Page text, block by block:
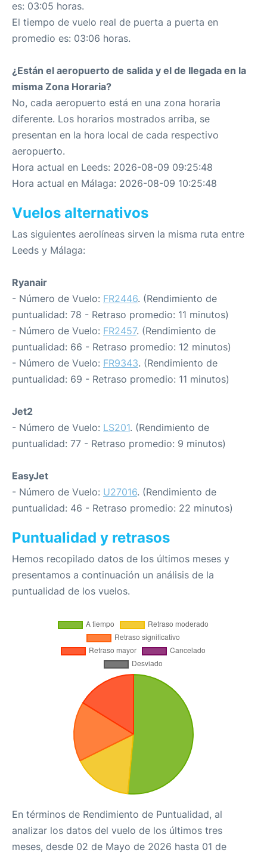
es: 03:05 horas.
El tiempo de vuelo real de puerta a puerta en
promedio es: 03:06 horas.
¿Están el aeropuerto de salida y el de llegada en la
misma Zona Horaria?
No, cada aeropuerto está en una zona horaria
diferente. Los horarios mostrados arriba, se
presentan en la hora local de cada respectivo
aeropuerto.
Hora actual en Leeds: 2026-08-09 09:25:48
Hora actual en Málaga: 2026-08-09 10:25:48
Vuelos alternativos
Las siguientes aerolíneas sirven la misma ruta entre
Leeds y Málaga:
Ryanair
- Número de Vuelo: FR2446. (Rendimiento de
puntualidad: 78 - Retraso promedio: 11 minutos)
- Número de Vuelo: FR2457. (Rendimiento de
puntualidad: 66 - Retraso promedio: 12 minutos)
- Número de Vuelo: FR9343. (Rendimiento de
puntualidad: 69 - Retraso promedio: 11 minutos)
Jet2
- Número de Vuelo: LS201. (Rendimiento de
puntualidad: 77 - Retraso promedio: 9 minutos)
EasyJet
- Número de Vuelo: U27016. (Rendimiento de
puntualidad: 46 - Retraso promedio: 22 minutos)
Puntualidad y retrasos
Hemos recopilado datos de los últimos meses y
presentamos a continuación un análisis de la
puntualidad de los vuelos.
En términos de Rendimiento de Puntualidad, al
analizar los datos del vuelo de los últimos tres
meses, desde 02 de Mayo de 2026 hasta 01 de